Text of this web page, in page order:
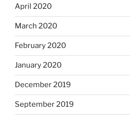
April 2020
March 2020
February 2020
January 2020
December 2019
September 2019